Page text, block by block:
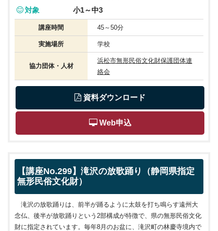
対象
小1～中3
講座時間 45～50分
実施場所 学校
協力団体・人材
浜松市無形民俗文化財保護団体連
絡会
資料ダウンロード
Web申込
【講座No.299】滝沢の放歌踊り（静岡県指定
無形民俗文化財）
滝沢の放歌踊りは、前半が踊るように太鼓を打ち鳴らす遠州大
念仏、後半が放歌踊りという 2部構成が特徴で、県の無形民俗文化
財に指定されています。毎年8月のお盆に、滝沢町の林慶寺境内で